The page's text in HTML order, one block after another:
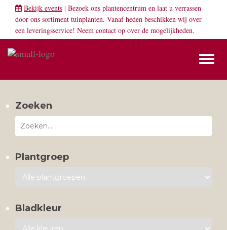
Bekijk events | Bezoek ons plantencentrum en laat u verrassen
door ons sortiment tuinplanten. Vanaf heden beschikken wij over
een leveringsservice! Neem contact op over de mogelijkheden.
Zoeken
Plantgroep
Bladkleur